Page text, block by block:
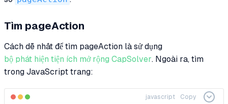
Tìm pageAction
Cách dễ nhất để tìm pageAction là sử dụng
bộ phát hiện tiện ích mở rộng CapSolver. Ngoài ra, tìm
trong JavaScript trang:
javascript Copy